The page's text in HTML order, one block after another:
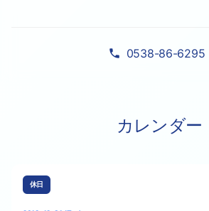
0538-86-6295
カレンダー
休日